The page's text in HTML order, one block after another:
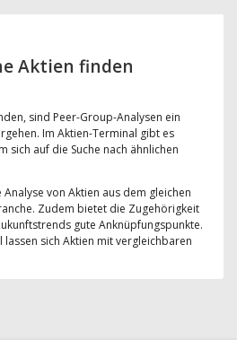
Aktien finden
sind Peer-Group-Analysen ein
Im Aktien-Terminal gibt es
sich auf die Suche nach ähnlichen
Analyse von Aktien aus dem gleichen
Zudem bietet die Zugehörigkeit
gute Anknüpfungspunkte.
sich Aktien mit vergleichbaren